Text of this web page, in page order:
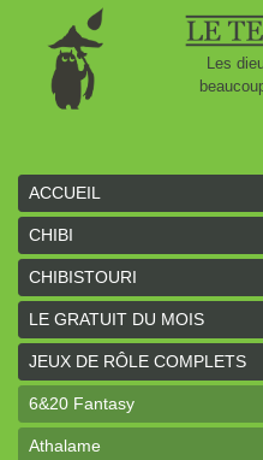
Les
ACCUEIL
CHIBI
CHIBISTOURI
LE GRATUIT DU MOIS
JEUX DE RÔLE COMPLETS
6&20 Fantasy
Athalame